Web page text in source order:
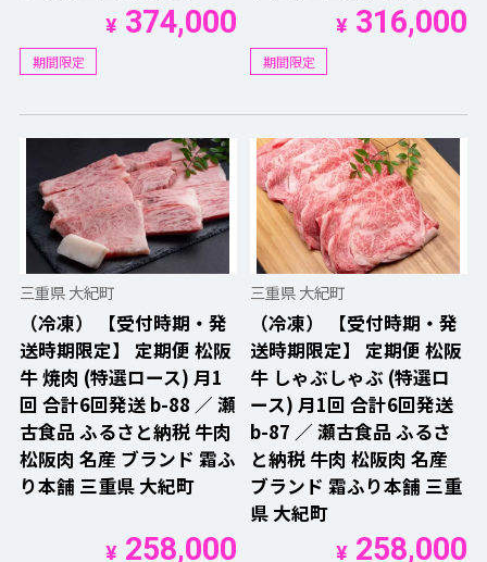
¥374,000
期間限定
¥316,000
期間限定
三重県 大紀町
（冷凍） 【受付時期・発
送時期限定】 定期便 松阪
牛 焼肉 (特選ロース) 月1
回 合計6回発送 b-88 ／ 瀬
古食品 ふるさと納税 牛肉
松阪肉 名産 ブランド 霜ふ
り本舗 三重県 大紀町
¥258,000
三重県 大紀町
（冷凍） 【受付時期・発
送時期限定】 定期便 松阪
牛 しゃぶしゃぶ (特選ロ
ース) 月1回 合計6回発送
b-87 ／ 瀬古食品 ふるさ
と納税 牛肉 松阪肉 名産
ブランド 霜ふり本舗 三重
県 大紀町
¥258,000